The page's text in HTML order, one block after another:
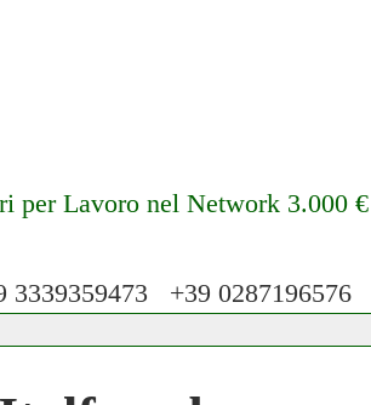
per Lavoro nel Network 3.000
Mese
+39 0287196576